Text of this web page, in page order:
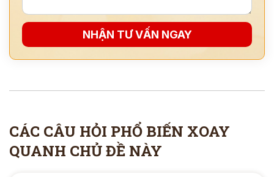
NHẬN TƯ VẤN NGAY
CÁC CÂU HỎI PHỔ BIẾN XOAY
QUANH CHỦ ĐỀ NÀY
*
ĐĂNG KÝ TƯ VẤN »